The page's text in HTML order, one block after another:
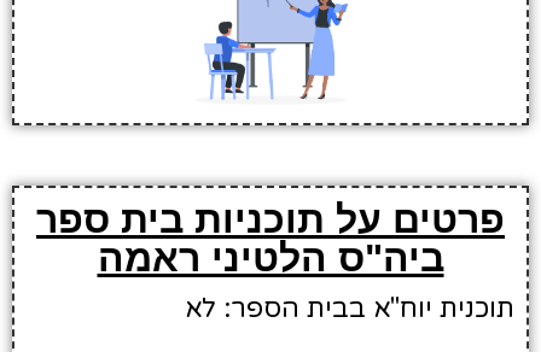
פרטים על תוכניות בית ספר
ביה"ס הלטיני ראמה
תוכנית יוח"א בבית הספר: לא